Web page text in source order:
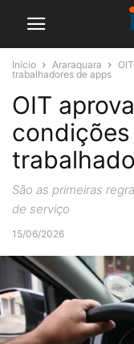
Início Araraquara
trabalhadores de apps
OIT
São as primeiras
de serviço
15/06/2026